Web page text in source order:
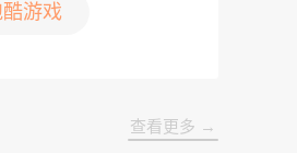
游戏
查看更多 →